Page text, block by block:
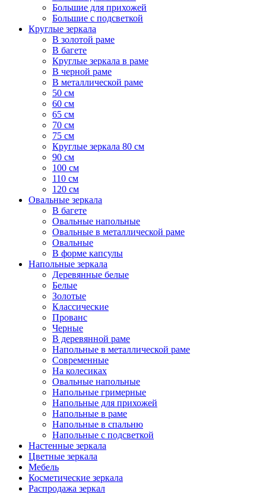
Большие для прихожей
Большие с подсветкой
Круглые зеркала
В золотой раме
В багете
Круглые зеркала в раме
В черной раме
В металлической раме
50 см
60 см
65 см
70 см
75 см
Круглые зеркала 80 см
90 см
100 см
110 см
120 см
Овальные зеркала
В багете
Овальные напольные
Овальные в металлической раме
Овальные
В форме капсулы
Напольные зеркала
Деревянные белые
Белые
Золотые
Классические
Прованс
Черные
В деревянной раме
Напольные в металлической раме
Современные
На колесиках
Овальные напольные
Напольные гримерные
Напольные для прихожей
Напольные в раме
Напольные в спальню
Напольные с подсветкой
Настенные зеркала
Цветные зеркала
Мебель
Косметические зеркала
Распродажа зеркал